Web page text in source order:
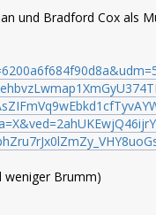
und Bradford Cox als
weniger Brumm)